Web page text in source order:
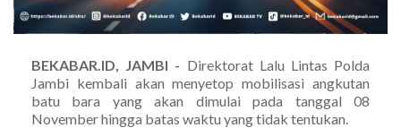
BEKABAR.ID, JAMBI - Direktorat Lalu Lintas Polda
Jambi kembali akan menyetop mobilisasi angkutan
batu bara yang akan dimulai pada tanggal 08
November hingga batas waktu yang tidak tentukan.